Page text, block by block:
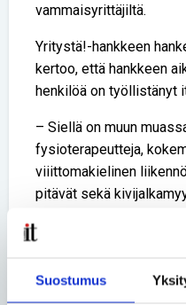
Suostumus
vammaisyrittäjiltä.
Yritystä!-hankkeen
kertoo, että hankkeen
henkilöä on työllistänyt
– Siellä on muun
fysioterapeutteja,
viiittomakielinen
pitävät sekä
– Varsinkin aikuiset,
yrityksensä kautta